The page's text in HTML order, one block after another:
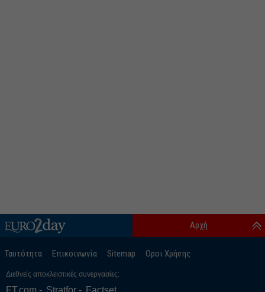
Ταυτότητα Επικοινωνία Sitemap Οροι Χρήσης
Αρχή
Διεθνείς αποκλειστικές συνεργασίες:
FT.com Stratfor Factset